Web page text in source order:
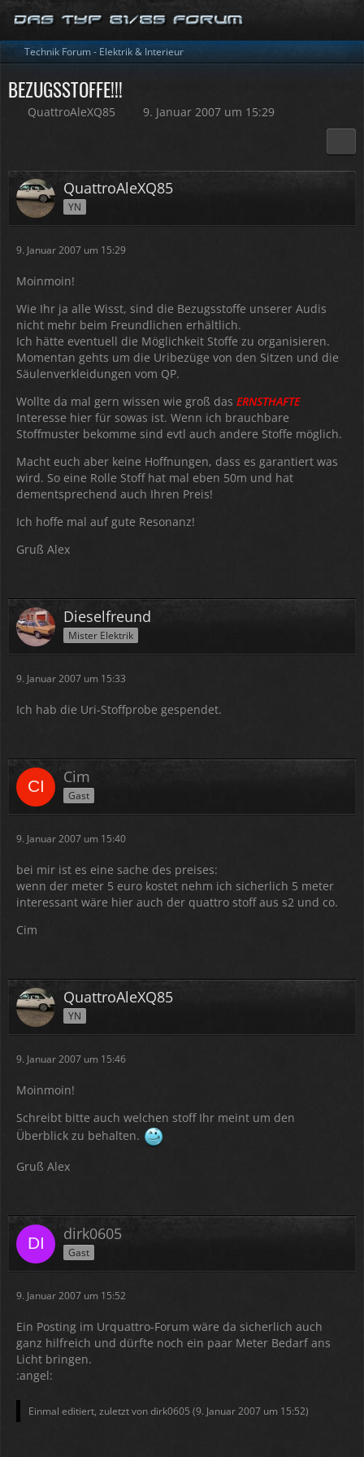
Technik Forum - Elektrik & Interieur
BEZUGSSTOFFE!!!
QuattroAleXQ85 9. Januar 2007 um 15:29
QuattroAleXQ85
YN
9. Januar 2007 um 15:29
Moinmoin!
Wie Ihr ja alle Wisst, sind die Bezugsstoffe unserer Audis
nicht mehr beim Freundlichen erhältlich.
Ich hätte eventuell die Möglichkeit Stoffe zu organisieren.
Momentan gehts um die Uribezüge von den Sitzen und die
Säulenverkleidungen vom QP.
Wollte da mal gern wissen wie groß das ERNSTHAFTE
Interesse hier für sowas ist. Wenn ich brauchbare
Stoffmuster bekomme sind evtl auch andere Stoffe möglich.
Macht euch aber keine Hoffnungen, dass es garantiert was
wird. So eine Rolle Stoff hat mal eben 50m und hat
dementsprechend auch Ihren Preis!
Ich hoffe mal auf gute Resonanz!
Gruß Alex
Dieselfreund
Mister Elektrik
9. Januar 2007 um 15:33
Ich hab die Uri-Stoffprobe gespendet.
Cim
Gast
9. Januar 2007 um 15:40
bei mir ist es eine sache des preises:
wenn der meter 5 euro kostet nehm ich sicherlich 5 meter
interessant wäre hier auch der quattro stoff aus s2 und co.
Cim
QuattroAleXQ85
YN
9. Januar 2007 um 15:46
Moinmoin!
Schreibt bitte auch welchen stoff Ihr meint um den
Überblick zu behalten.
Gruß Alex
dirk0605
Gast
9. Januar 2007 um 15:52
Ein Posting im Urquattro-Forum wäre da sicherlich auch
ganz hilfreich und dürfte noch ein paar Meter Bedarf ans
Licht bringen.
:angel:
Einmal editiert, zuletzt von dirk0605 (9. Januar 2007 um 15:52)